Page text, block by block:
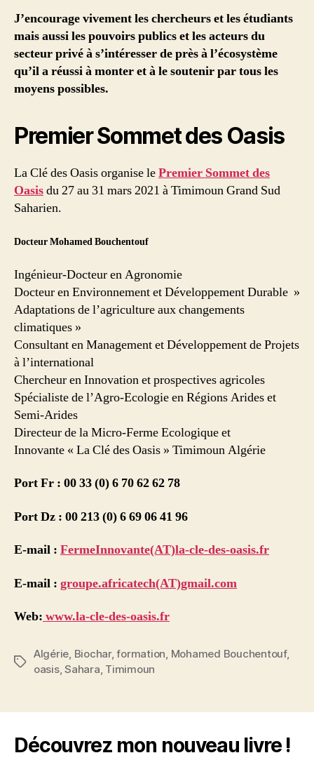
J’encourage vivement les chercheurs et les étudiants
mais aussi les pouvoirs publics et les acteurs du
secteur privé à s’intéresser de près à l’écosystème
qu’il a réussi à monter et à le soutenir par tous les
moyens possibles.
Premier Sommet des Oasis
La Clé des Oasis organise lePremier Sommet des
Oasisdu 27 au 31 mars 2021 à Timimoun Grand Sud
Saharien.
Docteur Mohamed Bouchentouf
Ingénieur-Docteur en Agronomie
Docteur en Environnement et Développement Durable »
Adaptations de l’agriculture aux changements
climatiques »
Consultant en Management et Développement de Projets
à l’international
Chercheur en Innovation et prospectives agricoles
Spécialiste de l’Agro-Ecologie en Régions Arides et
Semi-Arides
Directeur de la Micro-Ferme Ecologique et
Innovante « La Clé des Oasis » Timimoun Algérie
Port Fr : 00 33 (0) 6 70 62 62 78
Port Dz : 00 213 (0) 6 69 06 41 96
E-mail : FermeInnovante(AT)la-cle-des-oasis.fr
E-mail : groupe.africatech(AT)gmail.com
Web: www.la-cle-des-oasis.fr
Étiquettes
Algérie, Biochar,formation, Mohamed Bouchentouf,
oasis,Sahara, Timimoun
Découvrez mon nouveau livre !